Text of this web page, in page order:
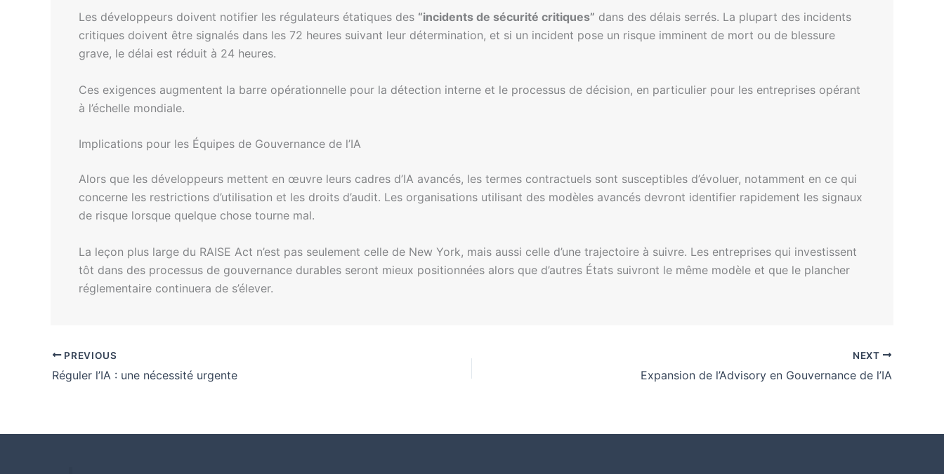
Les développeurs doivent notifier les régulateurs étatiques des “incidents de sécurité critiques” dans des délais serrés. La plupart des incidents
critiques doivent être signalés dans les 72 heures suivant leur détermination, et si un incident pose un risque imminent de mort ou de blessure
grave, le délai est réduit à 24 heures.
Ces exigences augmentent la barre opérationnelle pour la détection interne et le processus de décision, en particulier pour les entreprises opérant
à l’échelle mondiale.
Implications pour les Équipes de Gouvernance de l’IA
Alors que les développeurs mettent en œuvre leurs cadres d’IA avancés, les termes contractuels sont susceptibles d’évoluer, notamment en ce qui
concerne les restrictions d’utilisation et les droits d’audit. Les organisations utilisant des modèles avancés devront identifier rapidement les signaux
de risque lorsque quelque chose tourne mal.
La leçon plus large du RAISE Act n’est pas seulement celle de New York, mais aussi celle d’une trajectoire à suivre. Les entreprises qui investissent
tôt dans des processus de gouvernance durables seront mieux positionnées alors que d’autres États suivront le même modèle et que le plancher
réglementaire continuera de s’élever.
PREVIOUS
Réguler l’IA : une nécessité urgente
NEXT
Expansion de l’Advisory en Gouvernance de l’IA